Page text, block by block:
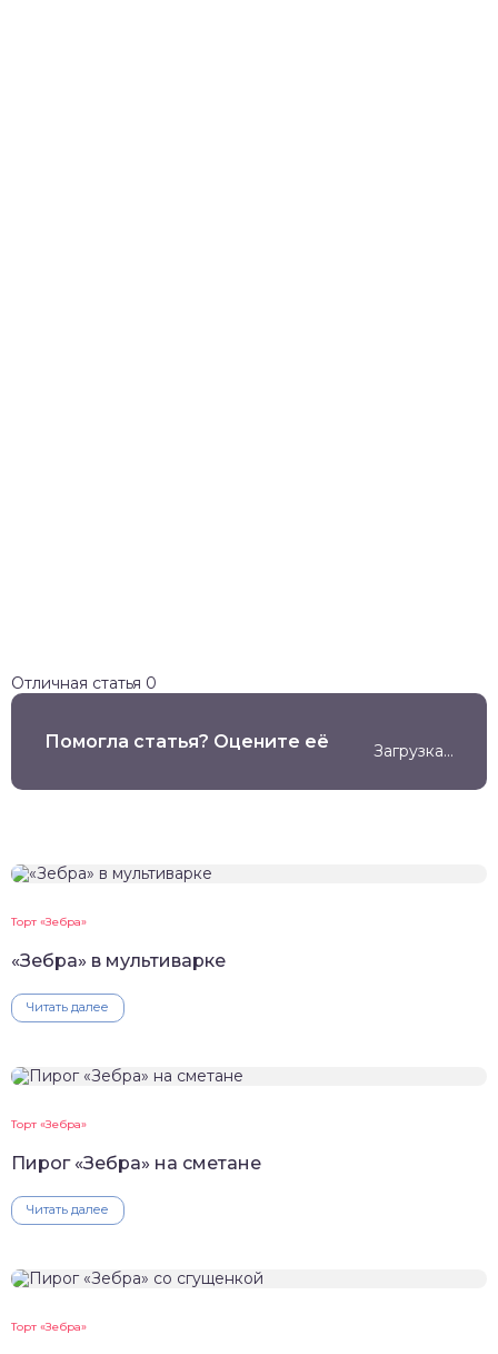
Отличная статья 0
Помогла статья? Оцените её Загрузка...
Торт «Зебра»
«Зебра» в мультиварке
Читать далее
Торт «Зебра»
Пирог «Зебра» на сметане
Читать далее
Торт «Зебра»